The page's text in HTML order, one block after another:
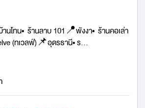
นโทน• ร้านลาบ 101📍พังงา• ร้านคอเล่า
(ทเวลฟ์)📌อุดรธานี• ร...